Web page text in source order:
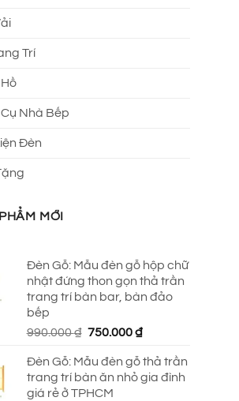
Trí
Nhà Bếp
Đèn
MỚI
Đèn Gỗ: Mẫu đèn gỗ hộp chữ
nhật đứng thon gọn thả trần
trang trí bàn bar, bàn đảo
bếp
990.000₫ Giá
là:
990.000 ₫.
750.000₫Giá
tại
là:
Đèn Gỗ: Mẫu đèn gỗ thả trần
trang trí bàn ăn nhỏ gia đình
giá rẻ ở TPHCM